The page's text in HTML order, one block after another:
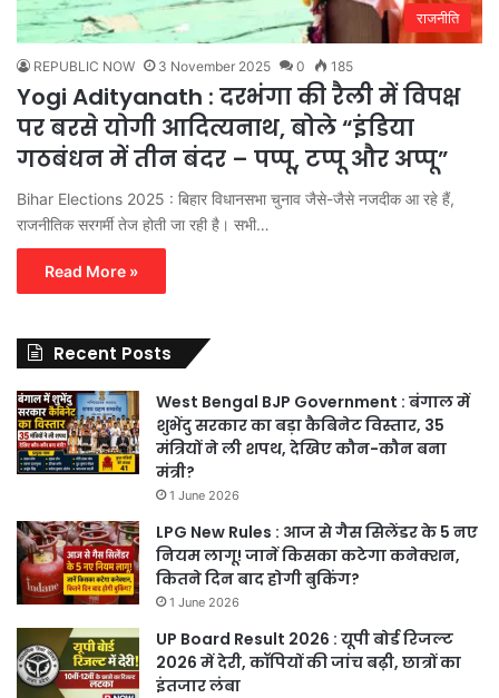
राजनीति
REPUBLIC NOW 3 November 2025 0 185
Yogi Adityanath : दरभंगा की रैली में विपक्ष
पर बरसे योगी आदित्यनाथ, बोले “इंडिया
गठबंधन में तीन बंदर – पप्पू, टप्पू और अप्पू”
Bihar Elections 2025 : बिहार विधानसभा चुनाव जैसे-जैसे नजदीक आ रहे हैं,
राजनीतिक सरगर्मी तेज होती जा रही है। सभी…
Read More »
Recent Posts
West Bengal BJP Government : बंगाल में
शुभेंदु सरकार का बड़ा कैबिनेट विस्तार, 35
मंत्रियों ने ली शपथ, देखिए कौन-कौन बना
मंत्री?
1 June 2026
LPG New Rules : आज से गैस सिलेंडर के 5 नए
नियम लागू! जानें किसका कटेगा कनेक्शन,
कितने दिन बाद होगी बुकिंग?
1 June 2026
UP Board Result 2026 : यूपी बोर्ड रिजल्ट
2026 में देरी, कॉपियों की जांच बढ़ी, छात्रों का
इंतजार लंबा